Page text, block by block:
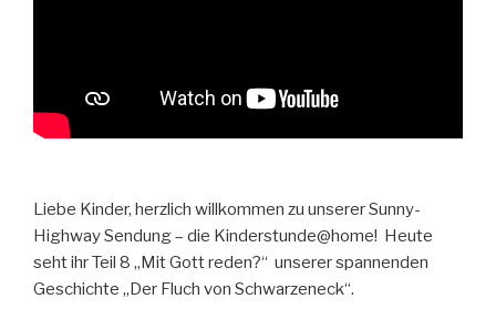
Liebe Kinder, herzlich willkommen zu unserer Sunny-
Highway Sendung – die Kinderstunde@home! Heute
seht ihr Teil 8 „Mit Gott reden?“ unserer spannenden
Geschichte „Der Fluch von Schwarzeneck“.